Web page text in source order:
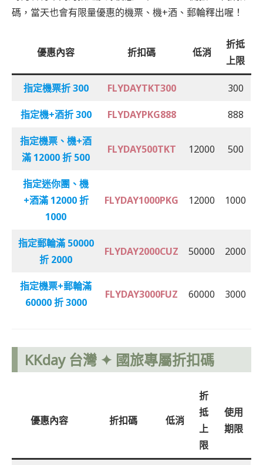
碼，當天也會有限量優惠的機票、機+酒、郵輪釋出喔！
優惠內容 折扣碼 低消
折抵
上限
指定機票折 300 FLYDAYTKT300 300
指定機+酒折 300 FLYDAYPKG888 888
指定機票、機+酒
滿 12000 折 500
FLYDAY500TKT 12000 500
指定迷你團、機
+酒滿 12000 折
1000
FLYDAY1000PKG 12000 1000
指定郵輪滿 50000
折 2000
FLYDAY2000CUZ 50000 2000
指定機票+郵輪滿
60000 折 3000
FLYDAY3000FUZ 60000 3000
KKday 台灣 ✦ 國旅專屬折扣碼
優惠內容 折扣碼 低消
折
抵
上
限
使用
期限